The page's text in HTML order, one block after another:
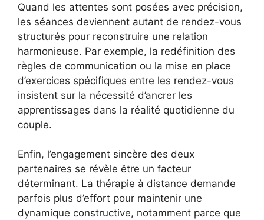
Quand les attentes sont posées avec précision,
les séances deviennent autant de rendez-vous
structurés pour reconstruire une relation
harmonieuse. Par exemple, la redéfinition des
règles de communication ou la mise en place
d’exercices spécifiques entre les rendez-vous
insistent sur la nécessité d’ancrer les
apprentissages dans la réalité quotidienne du
couple.
Enfin, l’engagement sincère des deux
partenaires se révèle être un facteur
déterminant. La thérapie à distance demande
parfois plus d’effort pour maintenir une
dynamique constructive, notamment parce que